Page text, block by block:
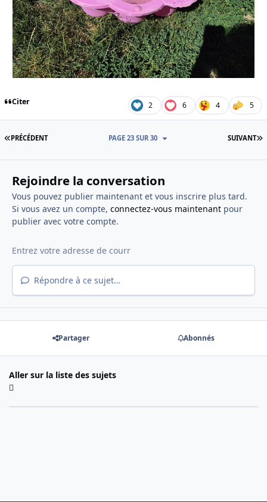
Citer 2 6 4 5
PREMIÈRE PAGE
PRÉCÉDENT SUIVANT
PAGE 23 SUR 30
Rejoindre la conversation
Vous pouvez publier maintenant et vous inscrire plus tard.
Si vous avez un compte, connectez-vous maintenantpour
publier avec votre compte.
Répondre à ce sujet…
Partager Abonnés
Aller sur la liste des sujets